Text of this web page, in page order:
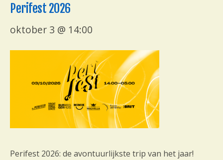
Perifest 2026
oktober 3 @ 14:00
Perifest 2026: de avontuurlijkste trip van het jaar!